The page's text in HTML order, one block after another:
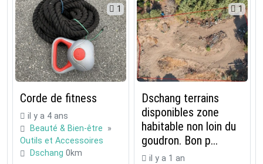
1
Corde de fitness
il y a 4 ans
Beauté & Bien-être »
Outils et Accessoires
Dschang 0km
1
Dschang terrains
disponibles zone
habitable non loin du
goudron. Bon p...
il y a 1 an